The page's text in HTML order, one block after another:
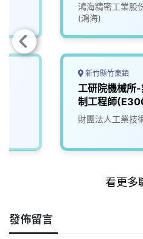
鴻海精密工業股
(鴻海)
新竹縣竹東鎮
工研院機械所
制工程師
財團法人工業技
看更多
發佈留言